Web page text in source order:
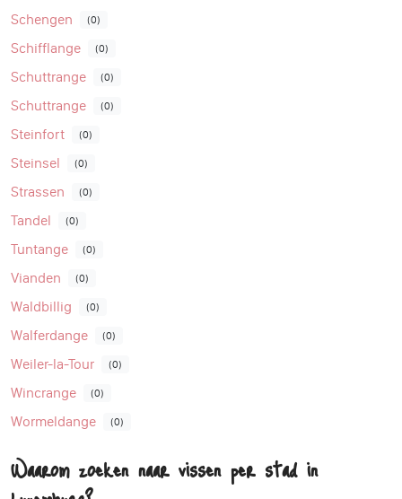
Schengen (0)
Schifflange (0)
Schuttrange (0)
Schuttrange (0)
Steinfort (0)
Steinsel (0)
Strassen (0)
Tandel (0)
Tuntange (0)
Vianden (0)
Waldbillig (0)
Walferdange (0)
Weiler-la-Tour (0)
Wincrange (0)
Wormeldange (0)
Waarom zoeken naar vissen per stad in